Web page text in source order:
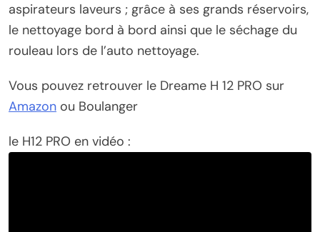
aspirateurs laveurs ; grâce à ses grands réservoirs,
le nettoyage bord à bord ainsi que le séchage du
rouleau lors de l’auto nettoyage.
Vous pouvez retrouver le Dreame H 12 PRO sur
Amazon ou Boulanger
le H12 PRO en vidéo :